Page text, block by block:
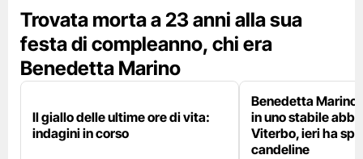
Trovata morta a 23 anni alla sua
festa di compleanno, chi era
Benedetta Marino
Il giallo delle ultime ore di vita:
indagini in corso
Benedetta Marino
in uno stabile
Viterbo, ieri ha
candeline